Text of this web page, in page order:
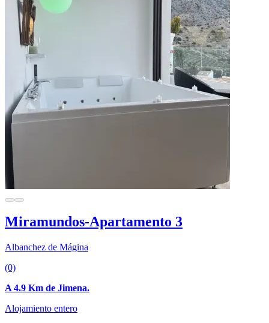
Miramundos-Apartamento 3
Albanchez de Mágina
(0)
A 4.9 Km de Jimena.
Alojamiento entero